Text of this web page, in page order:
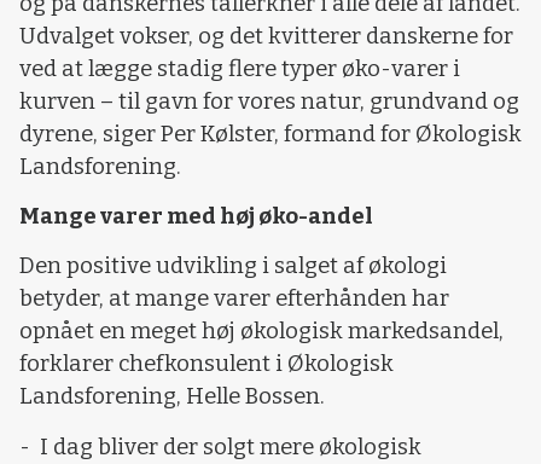
Udvalget vokser, og det kvitterer danskerne for
ved at lægge stadig flere typer øko-varer i
kurven – til gavn for vores natur, grundvand og
dyrene, siger Per Kølster, formand for Økologisk
Landsforening.
Mange varer med høj øko-andel
Den positive udvikling i salget af økologi
betyder, at mange varer efterhånden har
opnået en meget høj økologisk markedsandel,
forklarer chefkonsulent i Økologisk
Landsforening, Helle Bossen.
- I dag bliver der solgt mere økologisk